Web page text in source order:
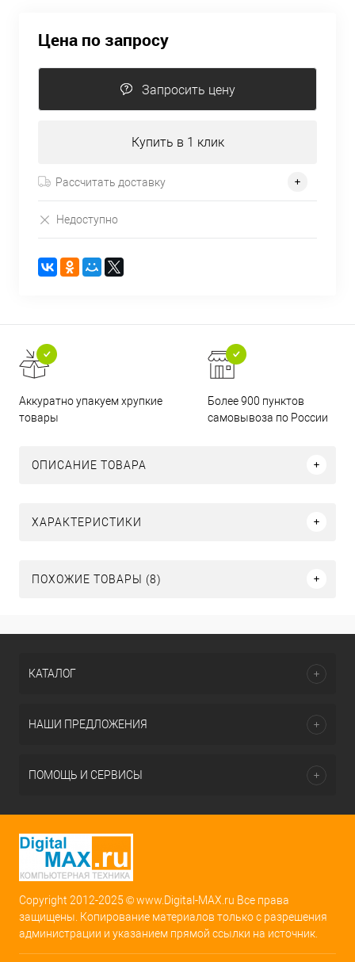
Цена по запросу
Запросить цену
Купить в 1 клик
Рассчитать доставку
Недоступно
Аккуратно упакуем хрупкие
товары
Более 900 пунктов
самовывоза по России
ОПИСАНИЕ ТОВАРА
ХАРАКТЕРИСТИКИ
ПОХОЖИЕ ТОВАРЫ (8)
КАТАЛОГ
НАШИ ПРЕДЛОЖЕНИЯ
ПОМОЩЬ И СЕРВИСЫ
Copyright 2012-2025 © www.Digital-MAX.ru Все права
защищены. Копирование материалов только с разрешения
администрации и указанием прямой ссылки на источник.